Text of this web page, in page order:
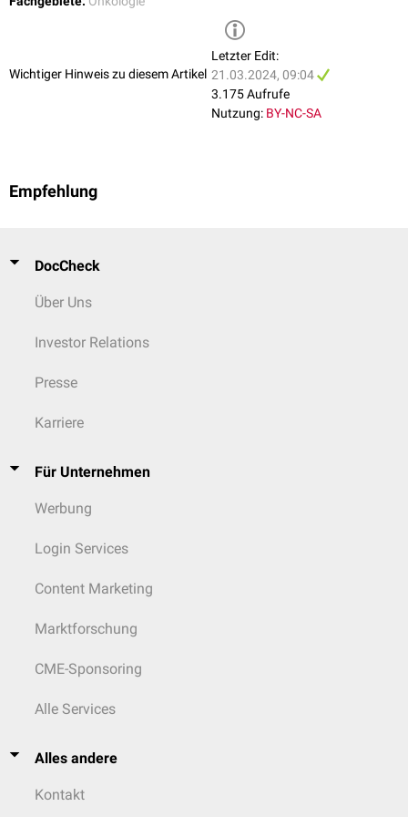
Wichtiger Hinweis zu diesem Artikel
Letzter Edit:
21.03.2024, 09:04
3.175 Aufrufe
Nutzung: BY-NC-SA
Empfehlung
DocCheck
Über Uns
Investor Relations
Presse
Karriere
Für Unternehmen
Werbung
Login Services
Content Marketing
Marktforschung
CME-Sponsoring
Alle Services
Alles andere
Kontakt